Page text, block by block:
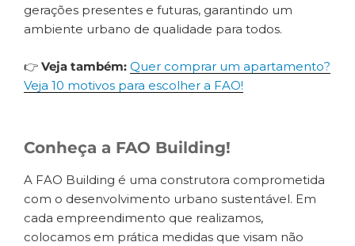
gerações presentes e futuras, garantindo um
ambiente urbano de qualidade para todos.
👉 Veja também: Quer comprar um apartamento?
Veja 10 motivos para escolher a FAO!
Conheça a FAO Building!
A FAO Building é uma construtora comprometida
com o desenvolvimento urbano sustentável. Em
cada empreendimento que realizamos,
colocamos em prática medidas que visam não